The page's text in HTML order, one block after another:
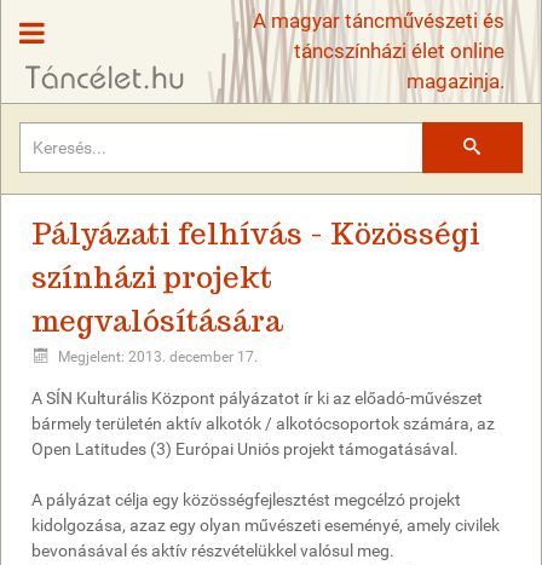
A magyar táncművészeti és
táncszínházi élet online
magazinja.
Pályázati felhívás - Közösségi
színházi projekt
megvalósítására
Megjelent: 2013. december 17.
A SÍN Kulturális Központ pályázatot ír ki az előadó-művészet
bármely területén aktív alkotók / alkotócsoportok számára, az
Open Latitudes (3) Európai Uniós projekt támogatásával.
A pályázat célja egy közösségfejlesztést megcélzó projekt
kidolgozása, azaz egy olyan művészeti eseményé, amely civilek
bevonásával és aktív részvételükkel valósul meg.